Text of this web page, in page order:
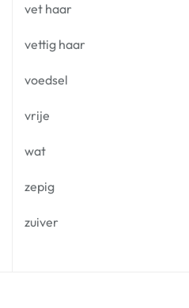
vet haar
vettig haar
voedsel
vrije
wat
zepig
zuiver